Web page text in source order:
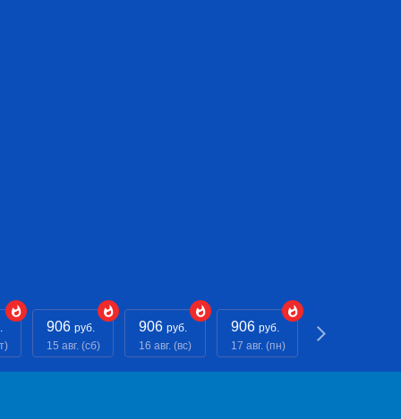
906 руб.
15 авг. (сб)
906 руб.
16 авг. (вс)
906 руб.
17 авг. (пн)